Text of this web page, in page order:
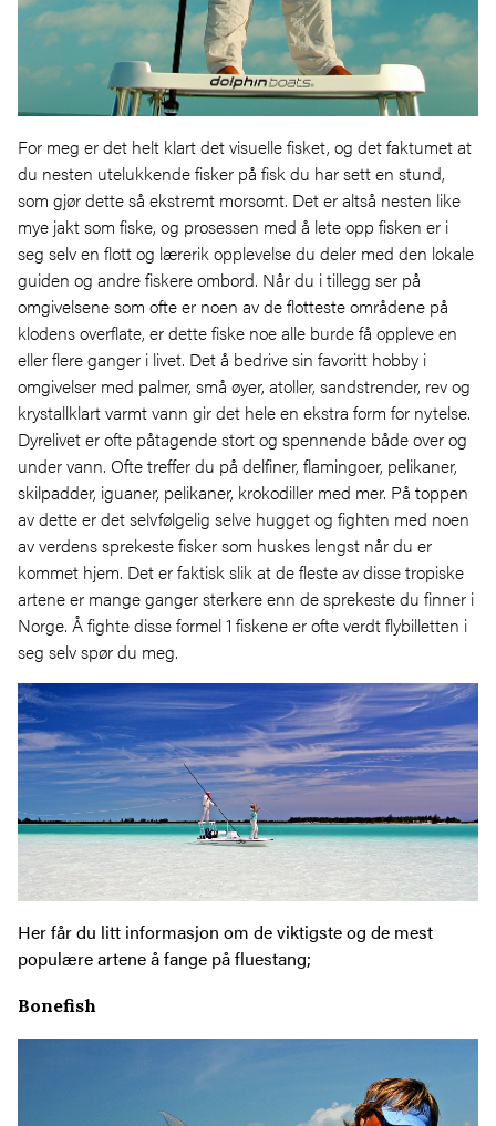
For meg er det helt klart det visuelle fisket, og det faktumet at
du nesten utelukkende fisker på fisk du har sett en stund,
som gjør dette så ekstremt morsomt. Det er altså nesten like
mye jakt som fiske, og prosessen med å lete opp fisken er i
seg selv en flott og lærerik opplevelse du deler med den lokale
guiden og andre fiskere ombord. Når du i tillegg ser på
omgivelsene som ofte er noen av de flotteste områdene på
klodens overflate, er dette fiske noe alle burde få oppleve en
eller flere ganger i livet. Det å bedrive sin favoritt hobby i
omgivelser med palmer, små øyer, atoller, sandstrender, rev og
krystallklart varmt vann gir det hele en ekstra form for nytelse.
Dyrelivet er ofte påtagende stort og spennende både over og
under vann. Ofte treffer du på delfiner, flamingoer, pelikaner,
skilpadder, iguaner, pelikaner, krokodiller med mer. På toppen
av dette er det selvfølgelig selve hugget og fighten med noen
av verdens sprekeste fisker som huskes lengst når du er
kommet hjem. Det er faktisk slik at de fleste av disse tropiske
artene er mange ganger sterkere enn de sprekeste du finner i
Norge. Å fighte disse formel 1 fiskene er ofte verdt flybilletten i
seg selv spør du meg.
Her får du litt informasjon om de viktigste og de mest
populære artene å fange på fluestang;
Bonefish